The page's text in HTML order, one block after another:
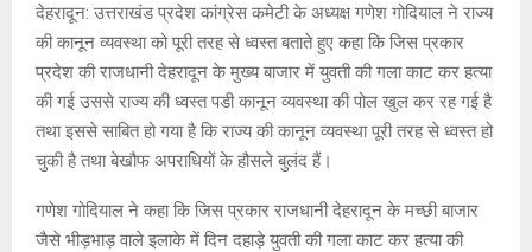
देहरादून: उत्तराखंड प्रदेश कांग्रेस कमेटी के अध्यक्ष गणेश गोदियाल ने राज्य
की कानून व्यवस्था को पूरी तरह से ध्वस्त बताते हुए कहा कि जिस प्रकार
प्रदेश की राजधानी देहरादून के मुख्य बाजार में युवती की गला काट कर हत्या
की गई उससे राज्य की ध्वस्त पडी कानून व्यवस्था की पोल खुल कर रह गई है
तथा इससे साबित हो गया है कि राज्य की कानून व्यवस्था पूरी तरह से ध्वस्त हो
चुकी है तथा बेखौफ अपराधियों के हौसले बुलंद हैं।
गणेश गोदियाल ने कहा कि जिस प्रकार राजधानी देहरादून के मच्छी बाजार
जैसे भीड़‌भाड़ वाले इलाके में दिन दहाड़े युवती की गला काट कर हत्या की